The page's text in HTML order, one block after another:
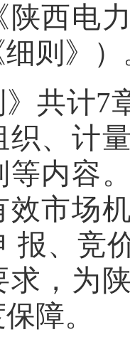
陕西电
则》）
》共计
织、计
等内容
效市场
报、竞
求，为
障。